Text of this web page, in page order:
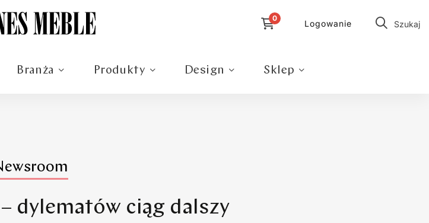
Logowanie Szukaj
Branża Produkty Design Sklep
dylematów ciąg dalszy